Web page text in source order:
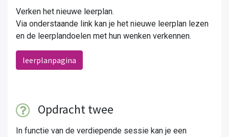
Verken het nieuwe leerplan.
Via onderstaande link kan je het nieuwe leerplan lezen
en de leerplandoelen met hun wenken verkennen.
leerplanpagina
Opdracht twee
In functie van de verdiepende sessie kan je een